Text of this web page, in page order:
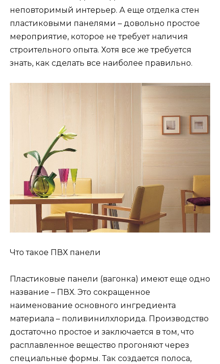
неповторимый интерьер. А еще отделка стен
пластиковыми панелями – довольно простое
мероприятие, которое не требует наличия
строительного опыта. Хотя все же требуется
знать, как сделать все наиболее правильно.
Что такое ПВХ панели
Пластиковые панели (вагонка) имеют еще одно
название – ПВХ. Это сокращенное
наименование основного ингредиента
материала – поливинилхлорида. Производство
достаточно простое и заключается в том, что
расплавленное вещество прогоняют через
специальные формы. Так создается полоса,